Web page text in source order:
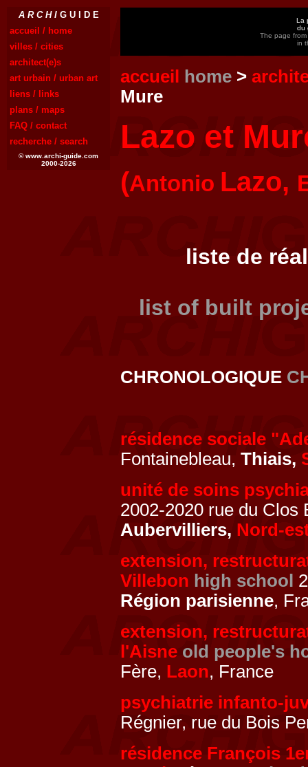
A R C H IG U I D E
accueil / home
villes / cities
architect(e)s
art urbain / urban art
liens / links
plans / maps
FAQ / contact
recherche / search
© www.archi-guide.com
2000-2026
La
du
The page
in
accueil home >
Mure
Lazo et
(Antonio Lazo,
liste de
list of built
CHRONOLOGIQUE
résidence sociale
Fontainebleau, Thiais,
unité de soins
2002-2020 rue du Clos
Aubervilliers, Nord-
extension,
Villebon high school
Région parisienne,
extension,
l'Aisne old people's
Fère, Laon, France
psychiatrie infanto-
Régnier, rue du Bois
résidence François